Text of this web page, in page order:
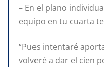
– En el plano
equipo en tu cuarta
“Pues intentaré
volveré a dar el cien